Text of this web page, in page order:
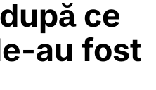
ce
au fost